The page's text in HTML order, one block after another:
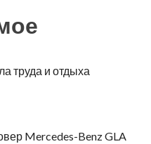
труда и отдыха
Mercedes-Benz GLA